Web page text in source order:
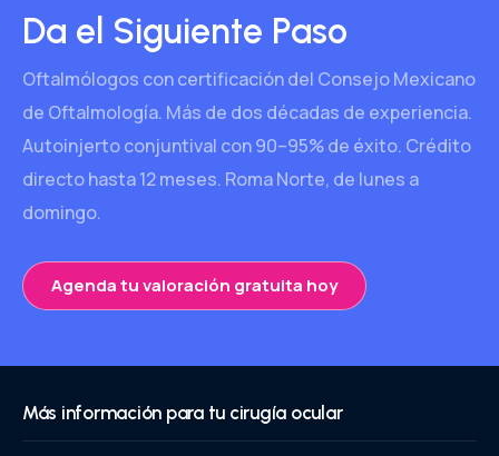
Da el Siguiente Paso
Oftalmólogos con certificación del Consejo Mexicano
de Oftalmología. Más de dos décadas de experiencia.
Autoinjerto conjuntival con 90–95% de éxito. Crédito
directo hasta 12 meses. Roma Norte, de lunes a
domingo.
Agenda tu valoración gratuita hoy
Más información para tu cirugía ocular